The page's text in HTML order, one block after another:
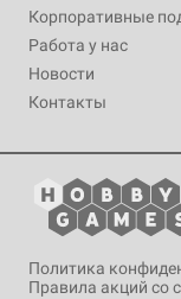
Корпоративные
Работа у нас
Новости
Контакты
Политика
Правила акций со